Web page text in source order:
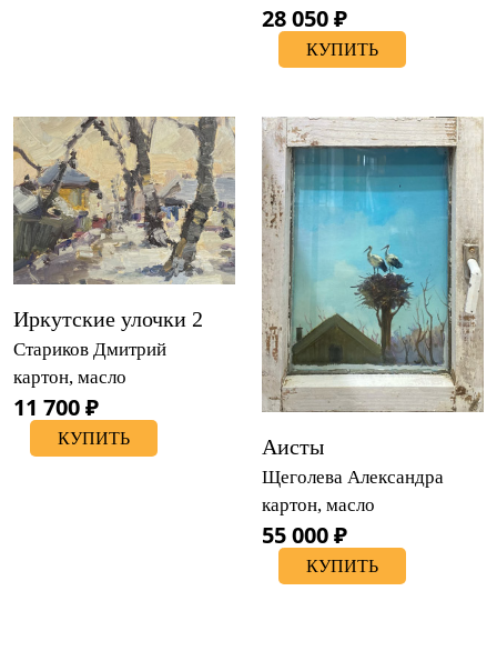
28 050 ₽
КУПИТЬ
Иркутские улочки 2
Стариков Дмитрий
картон, масло
11 700 ₽
КУПИТЬ Аисты
Щеголева Александра
картон, масло
55 000 ₽
КУПИТЬ